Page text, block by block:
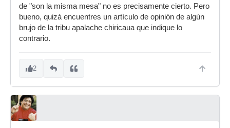
de "son la misma mesa" no es precisamente cierto. Pero
bueno, quizá encuentres un artículo de opinión de algún
brujo de la tribu apalache chiricaua que indique lo
contrario.
2